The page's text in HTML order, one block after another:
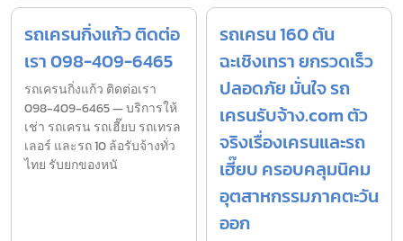
รถเครนกิ่งแก้ว ติดต่อ
เรา 098-409-6465
รถเครนกิ่งแก้ว ติดต่อเรา
098-409-6465 — บริการให้
เช่า รถเครน รถเฮี๊ยบ รถเทรล
เลอร์ และรถ 10 ล้อรับจ้างทั่ว
ไทย รับยกของหนั
รถเครน 160 ตัน
ฉะเชิงเทรา ยกรวดเร็ว
ปลอดภัย มั่นใจ รถ
เครนรับจ้าง.com ตัว
จริงเรื่องเครนและรถ
เฮี๊ยบ ครอบคลุมนิคม
อุตสาหกรรมภาคตะวัน
ออก